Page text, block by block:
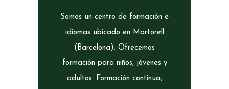
Somos un centro de formación e
idiomas ubicado en Martorell
(Barcelona). Ofrecemos
formación para niños, jóvenes y
adultos. Formación continua,